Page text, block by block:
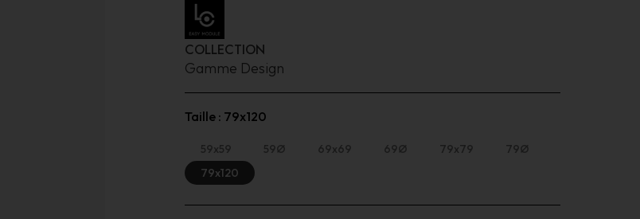
COLLECTION
Gamme Design
Taille : 79x120
59x59 59Ø 69x69 69Ø 79x79
79Ø
79x120